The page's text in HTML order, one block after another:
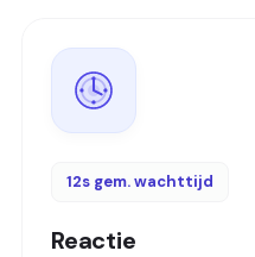
12s gem. wachttijd
Reactie